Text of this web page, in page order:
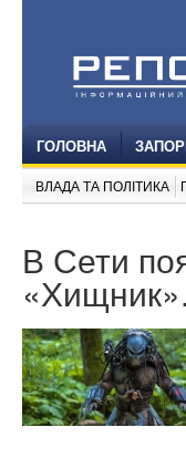
ГОЛОВНА
ВЛАДА ТА ПОЛІТИКА
В Сети